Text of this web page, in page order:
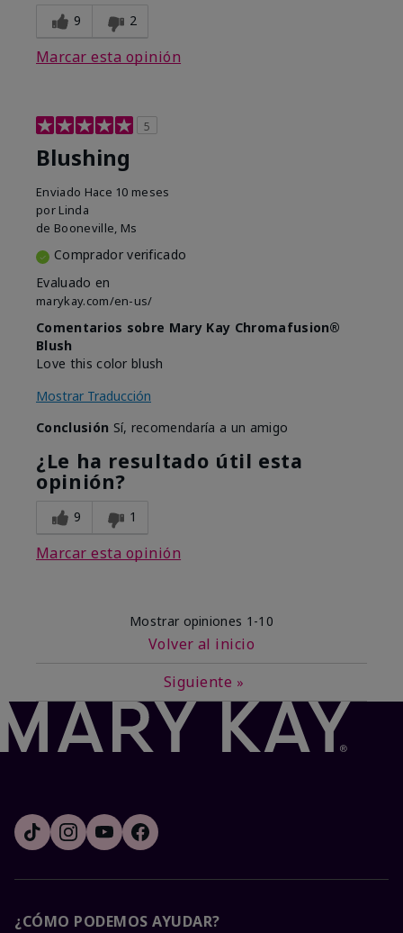
9 2
Marcar esta opinión
5
Blushing
Enviado Hace 10 meses
por Linda
de Booneville, Ms
Comprador verificado
Evaluado en
marykay.com/en-us/
Comentarios sobre Mary Kay Chromafusion®
Blush
Love this color blush
Mostrar Traducción
Conclusión Sí, recomendaría a un amigo
¿Le ha resultado útil esta
opinión?
9 1
Marcar esta opinión
Mostrar opiniones 1-10
Volver al inicio
Siguiente »
¿CÓMO PODEMOS AYUDAR?